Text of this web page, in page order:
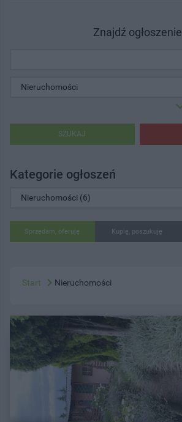
Znajdź ogłoszenie
SZUKAJ
Kategorie ogłoszeń
Sprzedam, oferuję Kupię, poszukuję
Start Nieruchomości